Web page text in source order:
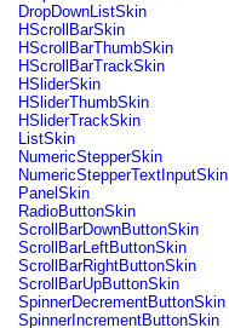
flash.accessibility
flash.concurrent
flash.crypto
flash.data
flash.desktop
flash.display
flash.display3D
flash.display3D.textures
flash.errors
flash.events
flash.external
flash.filesystem
flash.filters
flash.geom
flash.globalization
flash.html
flash.media
flash.net
DropDownListSkin
HScrollBarSkin
HScrollBarThumbSkin
HScrollBarTrackSkin
HSliderSkin
HSliderThumbSkin
HSliderTrackSkin
ListSkin
NumericStepperSkin
NumericStepperTextInputSkin
PanelSkin
RadioButtonSkin
ScrollBarDownButtonSkin
ScrollBarLeftButtonSkin
ScrollBarRightButtonSkin
ScrollBarUpButtonSkin
SpinnerDecrementButtonSkin
SpinnerIncrementButtonSkin